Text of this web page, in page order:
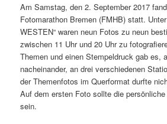
Am Samstag, den 2. September 2017
Fotomarathon Bremen (FMHB) statt.
WESTEN“ waren neun Fotos zu neun
zwischen 11 Uhr und 20 Uhr zu
Themen und einen Stempeldruck gab es,
nacheinander, an drei verschiedenen
der Themenfotos im Querformat durfte
Auf dem ersten Foto sollte die
sein.